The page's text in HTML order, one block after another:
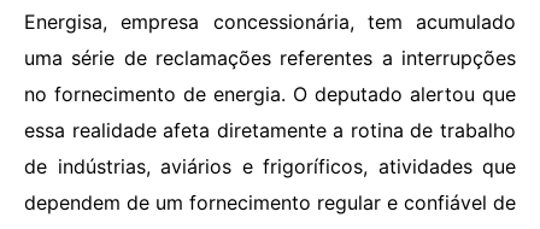
Energisa, empresa concessionária, tem acumulado
uma série de reclamações referentes a interrupções
no fornecimento de energia. O deputado alertou que
essa realidade afeta diretamente a rotina de trabalho
de indústrias, aviários e frigoríficos, atividades que
dependem de um fornecimento regular e confiável de